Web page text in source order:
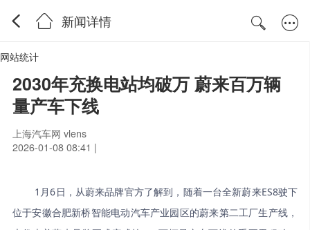
新闻详情
网站统计
2030年充换电站均破万 蔚来百万辆
量产车下线
上海汽车网 vlens
2026-01-08 08:41 |
1月6日，从蔚来品牌官方了解到，随着一台全新蔚来ES8驶下
位于安徽合肥新桥智能电动汽车产业园区的蔚来第二工厂生产线，